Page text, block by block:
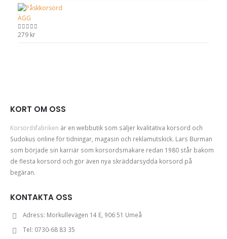
ÄGG
0out of 5
279 kr
KORT OM OSS
Korsordsfabriken är en webbutik som säljer kvalitativa korsord och
Sudokus online för tidningar, magasin och reklamutskick. Lars Burman
som började sin karriär som korsordsmakare redan 1980 står bakom
de flesta korsord och gör även nya skräddarsydda korsord på
begäran.
KONTAKTA OSS
Adress: Morkullevägen 14 E, 906 51 Umeå
Tel: 0730-68 83 35